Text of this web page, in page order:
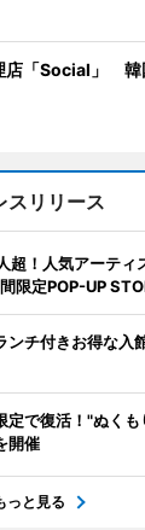
店「Social」 韓
スリリース
超！人気アーテ
限定POP-UP
ンチ付きお得な入
定で復活！"ぬく
開催
っと見る